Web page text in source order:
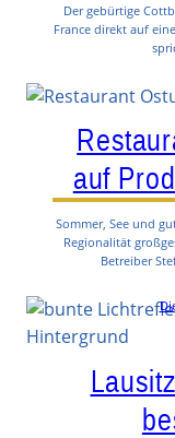
Der gebürtige
France direkt auf
auf
Sommer, See und
Regionalität
Betreiber